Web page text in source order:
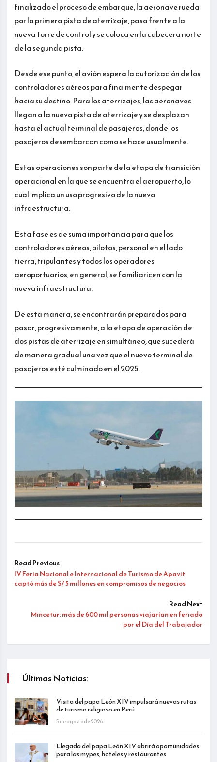
finalizado el proceso de embarque, la aeronave rueda
por la primera pista de aterrizaje, pasa frente a la
nueva torre de control y se coloca en la cabecera norte
de la segunda pista.
Desde ese punto, el avión espera la autorización de los
controladores aéreos para finalmente despegar
hacia su destino. Para los aterrizajes, las aeronaves
llegan a la nueva pista de aterrizaje y se desplazan
hasta el actual terminal de pasajeros, donde los
pasajeros desembarcan como se hace usualmente.
Estas operaciones son parte de la etapa de transición
operacional en la que se encuentra el aeropuerto, lo
cual implica un uso progresivo de la nueva
infraestructura.
Esta fase es de suma importancia para que los
controladores aéreos, pilotos, personal en el lado
tierra, tripulantes y todos los operadores
aeroportuarios, en general, se familiaricen con la
nueva infraestructura.
De esta manera, se encontrarán preparados para
pasar, progresivamente, a la etapa de operación de
dos pistas de aterrizaje en simultáneo, que sucederá
de manera gradual una vez que el nuevo terminal de
pasajeros esté culminado en el 2025.
Read Previous
IV Feria Nacional e Internacional de Turismo de Apavit
captó más de S/ 5 millones en compromisos de negocios
Read Next
Mincetur: más de 600 mil personas viajarían en feriado
por el Día del Trabajador
Últimas Noticias:
Visita del papa León XIV impulsará nuevas rutas
de turismo religioso en Perú
5 de agosto de 2026
Llegada del papa León XIV abrirá oportunidades
para las mypes, hoteles y restaurantes